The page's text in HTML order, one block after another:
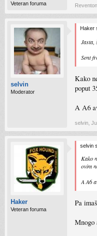
Veteran foruma Reventon
selvin
Moderator
Haker
Jasta,
Sent
Kako
poput
A A6
selvin
Haker
Veteran foruma
selvin
Kako
ovim
A A6
Pa
Mnogo